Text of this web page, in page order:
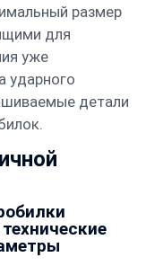
размер
для
уже
ударного
детали